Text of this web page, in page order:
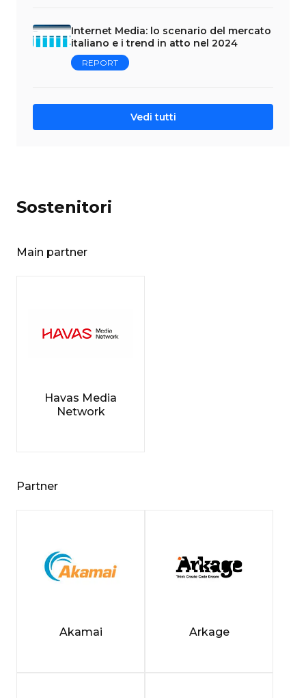
Internet Media: lo scenario del mercato
italiano e i trend in atto nel 2024
REPORT
Vedi tutti
Sostenitori
Main partner
Havas Media
Network
Partner
Akamai Arkage